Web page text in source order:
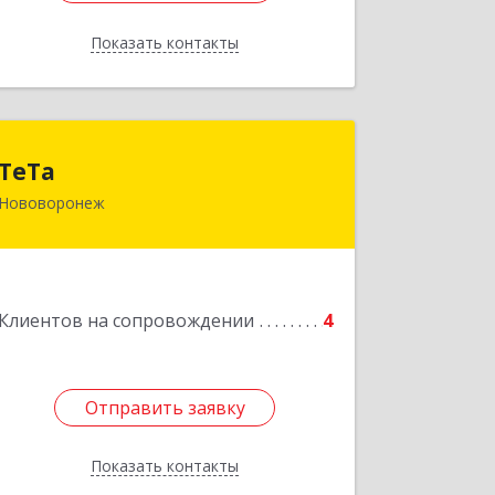
Показать контакты
Назад
ТеТа
Нововоронеж
Клиентов на сопровождении 4
Отправить заявку
Показать контакты
396 073, Нововоронеж г, а/я, дом № 30
Отправить заявку
Назад